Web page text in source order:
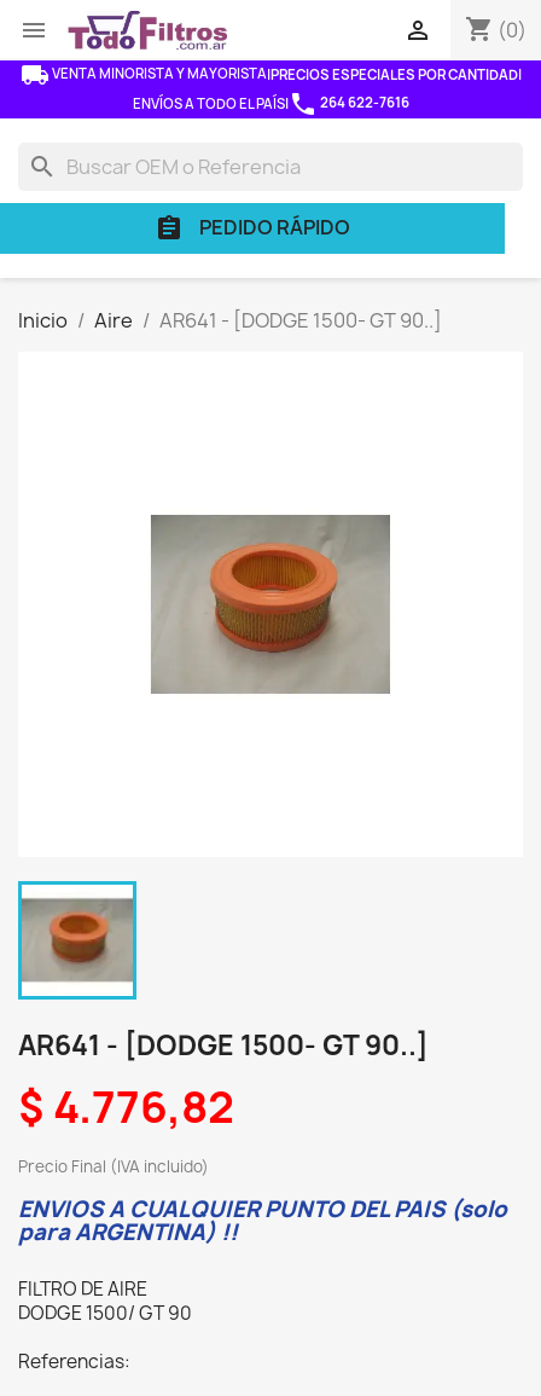
 shopping_cart (0)

local_shipping VENTA MINORISTA Y MAYORISTA|PRECIOS ESPECIALES POR CANTIDAD|
ENVÍOS A TODO EL PAÍS|phone 264 622-7616
search
assignment PEDIDO RÁPIDO
Inicio Aire AR641 - [DODGE 1500- GT 90..]
AR641 - [DODGE 1500- GT 90..]
$ 4.776,82
Precio Final (IVA incluido)
ENVIOS A CUALQUIER PUNTO DEL PAIS (solo
para ARGENTINA) !!
FILTRO DE AIRE
DODGE 1500/ GT 90
Referencias: